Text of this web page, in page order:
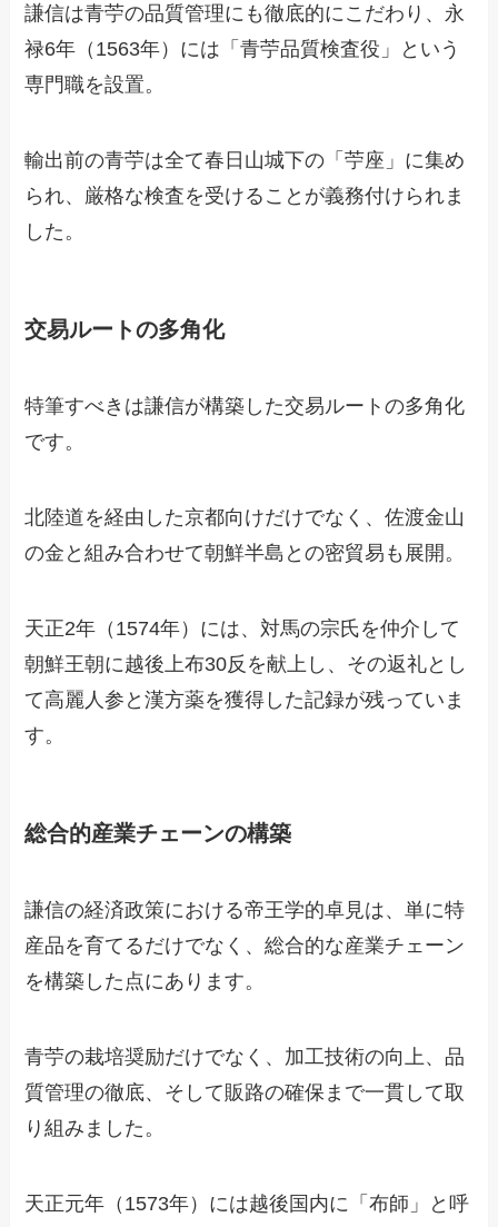
謙信は青苧の品質管理にも徹底的にこだわり、永
禄6年（1563年）には「青苧品質検査役」という
専門職を設置。
輸出前の青苧は全て春日山城下の「苧座」に集め
られ、厳格な検査を受けることが義務付けられま
した。
交易ルートの多角化
特筆すべきは謙信が構築した交易ルートの多角化
です。
北陸道を経由した京都向けだけでなく、佐渡金山
の金と組み合わせて朝鮮半島との密貿易も展開。
天正2年（1574年）には、対馬の宗氏を仲介して
朝鮮王朝に越後上布30反を献上し、その返礼とし
て高麗人参と漢方薬を獲得した記録が残っていま
す。
総合的産業チェーンの構築
謙信の経済政策における帝王学的卓見は、単に特
産品を育てるだけでなく、総合的な産業チェーン
を構築した点にあります。
青苧の栽培奨励だけでなく、加工技術の向上、品
質管理の徹底、そして販路の確保まで一貫して取
り組みました。
天正元年（1573年）には越後国内に「布師」と呼